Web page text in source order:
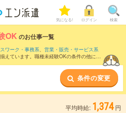
気になる! ログイン 検索
OK のお仕事一覧
ワーク・事務系、 営業・販売・サービス系
えています。職種未経験OKの条件の他に、
条件の変更
平均時給: 1,374 円